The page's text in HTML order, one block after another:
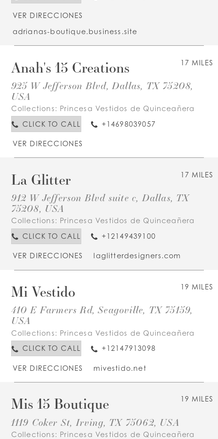
VER DIRECCIONES
adrianas-boutique.business.site
17 MILES
Anah's 15 Creations
925 W Jefferson Blvd, Dallas, TX 75208,
USA
Collections: Princesa Vestidos de Quinceañera
CLICK TO CALL
+14698039057
VER DIRECCIONES
17 MILES
La Glitter
912 W Jefferson Blvd suite c, Dallas, TX
75208, USA
Collections: Princesa Vestidos de Quinceañera
CLICK TO CALL
+12149439100
VER DIRECCIONES laglitterdesigners.com
19 MILES
Mi Vestido
410 E Farmers Rd, Seagoville, TX 75159,
USA
Collections: Princesa Vestidos de Quinceañera
CLICK TO CALL
+12147913098
VER DIRECCIONES mivestido.net
19 MILES
Mis 15 Boutique
1119 Coker St, Irving, TX 75062, USA
Collections: Princesa Vestidos de Quinceañera